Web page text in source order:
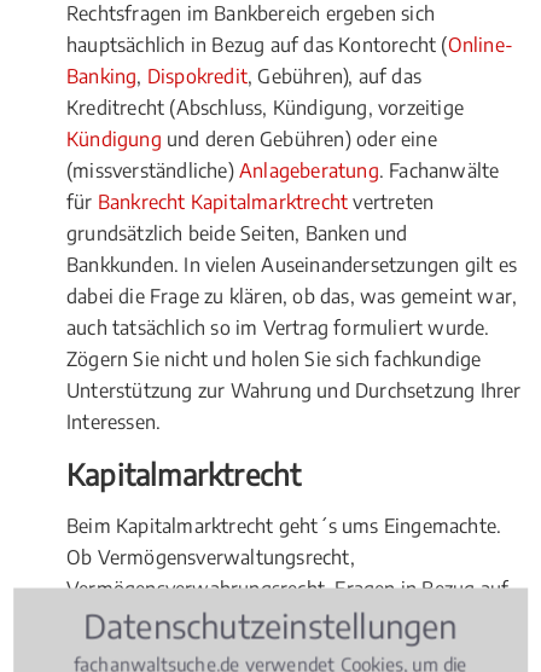
Rechtsfragen im Bankbereich ergeben sich
hauptsächlich in Bezug auf das Kontorecht (Online-
Banking, Dispokredit, Gebühren), auf das
Kreditrecht (Abschluss, Kündigung, vorzeitige
Kündigung und deren Gebühren) oder eine
(missverständliche) Anlageberatung. Fachanwälte
für Bankrecht Kapitalmarktrecht vertreten
grundsätzlich beide Seiten, Banken und
Bankkunden. In vielen Auseinandersetzungen gilt es
dabei die Frage zu klären, ob das, was gemeint war,
auch tatsächlich so im Vertrag formuliert wurde.
Zögern Sie nicht und holen Sie sich fachkundige
Unterstützung zur Wahrung und Durchsetzung Ihrer
Interessen.
Kapitalmarktrecht
Beim Kapitalmarktrecht geht´s ums Eingemachte.
Ob Vermögensverwaltungsrecht,
Vermögensverwahrungsrecht, Fragen in Bezug auf
Emissionsgeschäfte, das Pfandbriefgeschäft oder
das Finanzkommissionsgeschäft, oder bei der
Datenschutzeinstellungen
fachanwaltsuche.de verwendet Cookies, um die